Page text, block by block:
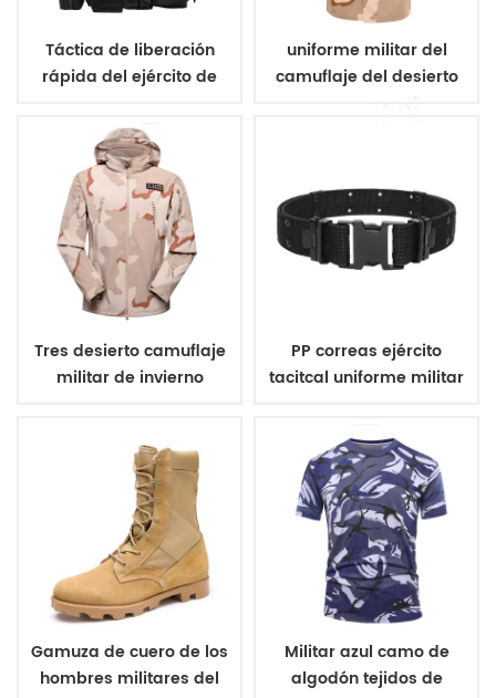
Táctica de liberación
rápida del ejército de
prueba de balas
uniforme militar del
camuflaje del desierto
Tres desierto camuflaje
militar de invierno
PP correas ejército
tacitcal uniforme militar
Gamuza de cuero de los
hombres militares del
Militar azul camo de
algodón tejidos de